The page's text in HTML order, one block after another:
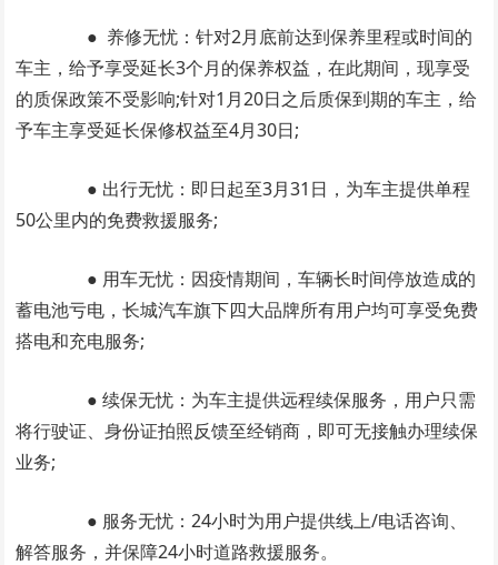
● 养修无忧：针对2月底前达到保养里程或时间的
车主，给予享受延长3个月的保养权益，在此期间，现享受
的质保政策不受影响;针对1月20日之后质保到期的车主，给
予车主享受延长保修权益至4月30日;
● 出行无忧：即日起至3月31日，为车主提供单程
50公里内的免费救援服务;
● 用车无忧：因疫情期间，车辆长时间停放造成的
蓄电池亏电，长城汽车旗下四大品牌所有用户均可享受免费
搭电和充电服务;
● 续保无忧：为车主提供远程续保服务，用户只需
将行驶证、身份证拍照反馈至经销商，即可无接触办理续保
业务;
● 服务无忧：24小时为用户提供线上/电话咨询、
解答服务，并保障24小时道路救援服务。